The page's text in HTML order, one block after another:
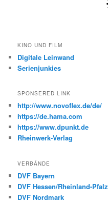
KINO UND FILM
Digitale Leinwand
Serienjunkies
SPONSERED LINK
http://www.novoflex.de/de/
https://de.hama.com
https://www.dpunkt.de
Rheinwerk-Verlag
VERBÄNDE
DVF Bayern
DVF Hessen/Rheinland-Pfalz
DVF Nordmark